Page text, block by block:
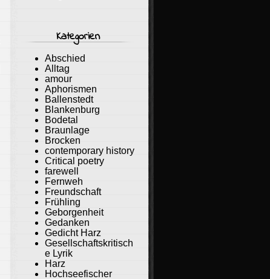
Kategorien
Abschied
Alltag
amour
Aphorismen
Ballenstedt
Blankenburg
Bodetal
Braunlage
Brocken
contemporary history
Critical poetry
farewell
Fernweh
Freundschaft
Frühling
Geborgenheit
Gedanken
Gedicht Harz
Gesellschaftskritisch
e Lyrik
Harz
Hochseefischer